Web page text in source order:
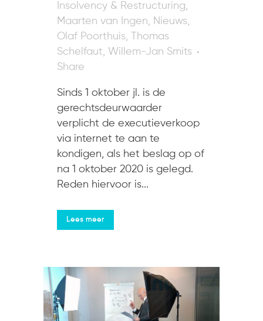
Insolvency & Restructuring,
Maarten van Ingen, Nieuws,
Olaf Poorthuis,
Thomas
Schelfaut, Willem-Jan Smits
Share
Sinds 1 oktober jl. is de
gerechtsdeurwaarder
verplicht de executieverkoop
via internet te aan te
kondigen, als het beslag op of
na 1 oktober 2020 is gelegd.
Reden hiervoor is...
Lees meer